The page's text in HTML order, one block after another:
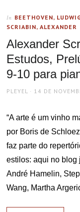
In BEETHOVEN,
SCRIABIN, ALEXANDER
Alexander
Estudos,
9-10 para
AUTHOR
PLEYEL
POSTED
14 DE
“A arte é um vinho
por Boris de
faz parte do
estilos: aqui no blog
André Hamelin,
Wang, Martha